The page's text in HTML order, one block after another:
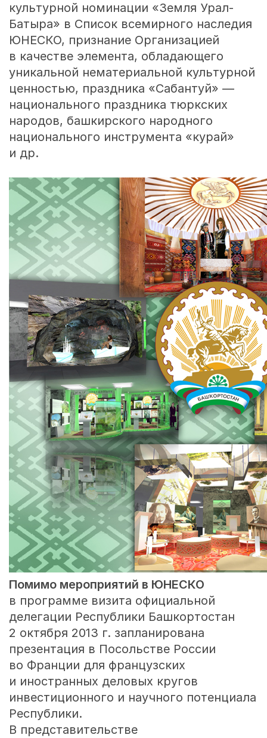
культурной номинации «Земля Урал-
Батыра» в Список всемирного наследия
ЮНЕСКО, признание Организацией
в качестве элемента, обладающего
уникальной нематериальной культурной
ценностью, праздника «Сабантуй» —
национального праздника тюркских
народов, башкирского народного
национального инструмента «курай»
и др.
Помимо мероприятий в ЮНЕСКО
в программе визита официальной
делегации Республики Башкортостан
2 октября 2013 г. запланирована
презентация в Посольстве России
во Франции для французских
и иностранных деловых кругов
инвестиционного и научного потенциала
Республики.
В представительстве